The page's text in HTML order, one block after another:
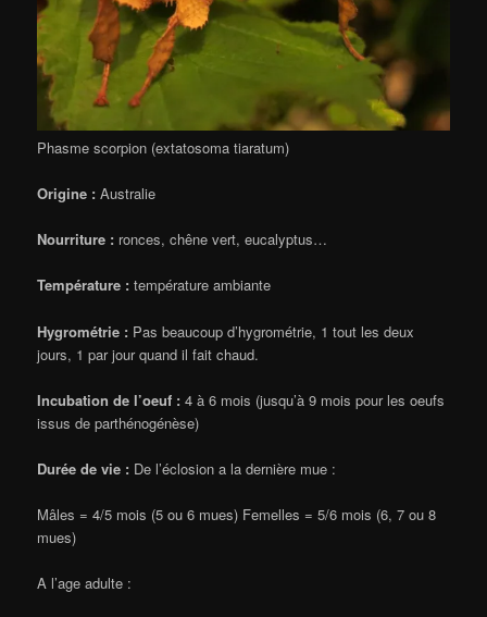
Phasme scorpion (extatosoma tiaratum)
Origine :Australie
Nourriture : ronces, chêne vert, eucalyptus…
Température : température ambiante
Hygrométrie : Pas beaucoup d’hygrométrie, 1 tout les deux
jours, 1 par jour quand il fait chaud.
Incubation de l’oeuf :4 à 6 mois (jusqu’à 9 mois pour les oeufs
issus de parthénogénèse)
Durée de vie : De l’éclosion a la dernière mue :
Mâles = 4/5 mois (5 ou 6 mues) Femelles = 5/6 mois (6, 7 ou 8
mues)
A l’age adulte :